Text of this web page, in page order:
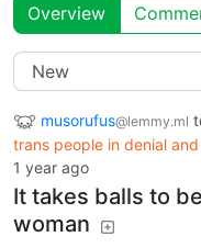
Overview
musorufus@lemmy.ml
trans people in denial
1 year ago
It takes balls to
woman